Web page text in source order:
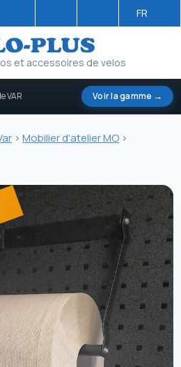
FR
et accessoires de velos
VAR Voir la gamme →
>Mobilier d'atelier MO >